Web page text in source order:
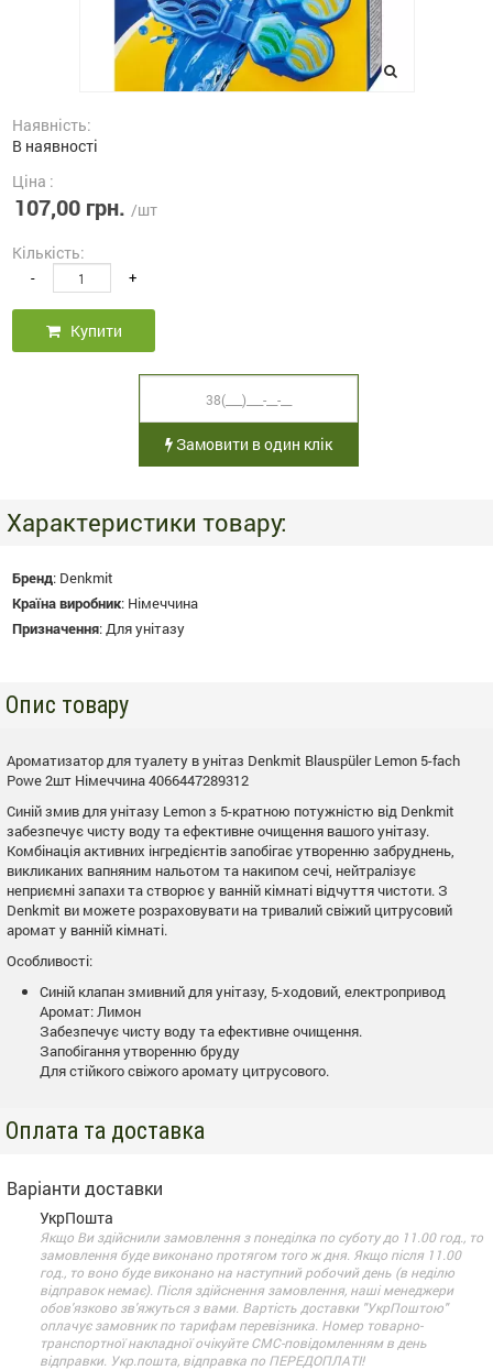
Наявність:
В наявності
Ціна :
107,00 грн. /шт
Кількість:
- +
Купити
Замовити в один клік
Характеристики товару:
Бренд: Denkmit
Країна виробник: Німеччина
Призначення:Для унітазу
Опис товару
Ароматизатор для туалету в унітаз Denkmit Blauspüler Lemon 5-fach
Powe 2шт Німеччина 4066447289312
Синій змив для унітазу Lemon з 5-кратною потужністю від Denkmit
забезпечує чисту воду та ефективне очищення вашого унітазу.
Комбінація активних інгредієнтів запобігає утворенню забруднень,
викликаних вапняним нальотом та накипом сечі, нейтралізує
неприємні запахи та створює у ванній кімнаті відчуття чистоти. З
Denkmit ви можете розраховувати на тривалий свіжий цитрусовий
аромат у ванній кімнаті.
Особливості:
Синій клапан змивний для унітазу, 5-ходовий, електропривод
Аромат: Лимон
Забезпечує чисту воду та ефективне очищення.
Запобігання утворенню бруду
Для стійкого свіжого аромату цитрусового.
Оплата та доставка
Варіанти доставки
УкрПошта
Якщо Ви здійснили замовлення з понеділка по суботу до 11.00 год., то
замовлення буде виконано протягом того ж дня. Якщо після 11.00
год., то воно буде виконано на наступний робочий день (в неділю
відправок немає). Після здійснення замовлення, наші менеджери
обов'язково зв'яжуться з вами. Вартість доставки "УкрПоштою"
оплачує замовник по тарифам перевізника. Номер товарно-
транспортної накладної очікуйте СМС-повідомленням в день
відправки. Укр.пошта, відправка по ПЕРЕДОПЛАТІ!